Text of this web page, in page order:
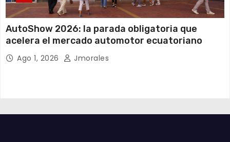
AutoShow 2026: la parada obligatoria que
acelera el mercado automotor ecuatoriano
Ago 1, 2026 Jmorales